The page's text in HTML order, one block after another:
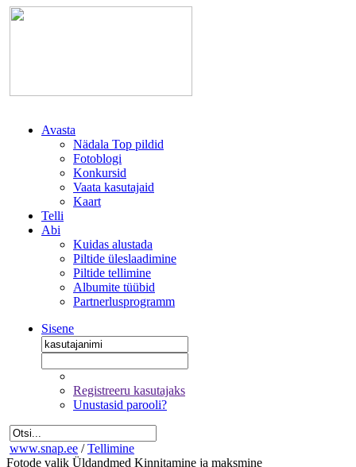
Avasta
Nädala Top pildid
Fotoblogi
Konkursid
Vaata kasutajaid
Kaart
Telli
Abi
Kuidas alustada
Piltide üleslaadimine
Piltide tellimine
Albumite tüübid
Partnerlusprogramm
Sisene
Registreeru kasutajaks
Unustasid parooli?
www.snap.ee / Tellimine
Fotode valik Üldandmed Kinnitamine ja maksmine